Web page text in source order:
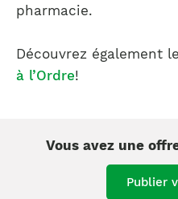
pharmacie.
Découvrez également
à l’Ordre!
Vous avez une
Publier